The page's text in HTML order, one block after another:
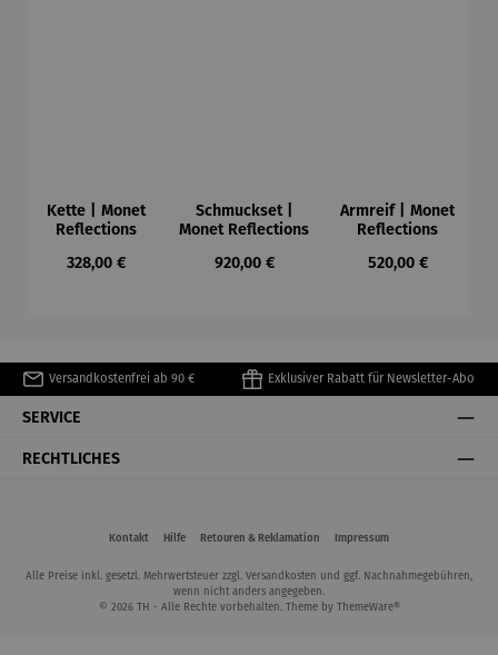
Kette | Monet
Reflections
Regulärer Preis:
328,00 €
Schmuckset |
Monet Reflections
Regulärer Preis:
920,00 €
Armreif | Monet
Reflections
Regulärer Preis:
520,00 €
Versandkostenfrei ab 90 € Exklusiver Rabatt für Newsletter-Abo
SERVICE
RECHTLICHES
Kontakt Hilfe Retouren & Reklamation Impressum
Alle Preise inkl. gesetzl. Mehrwertsteuer zzgl. Versandkosten und ggf. Nachnahmegebühren,
wenn nicht anders angegeben.
© 2026 TH - Alle Rechte vorbehalten. Theme by ThemeWare®